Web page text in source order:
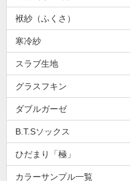
袱紗（ふくさ）
寒冷紗
スラブ生地
グラスフキン
ダブルガーゼ
B.T.Sソックス
ひだまり「極」
カラーサンプル一覧